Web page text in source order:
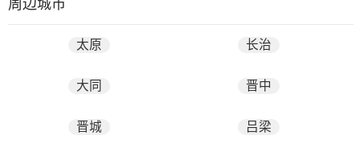
周边城市
太原 长治
大同 晋中
晋城 吕梁